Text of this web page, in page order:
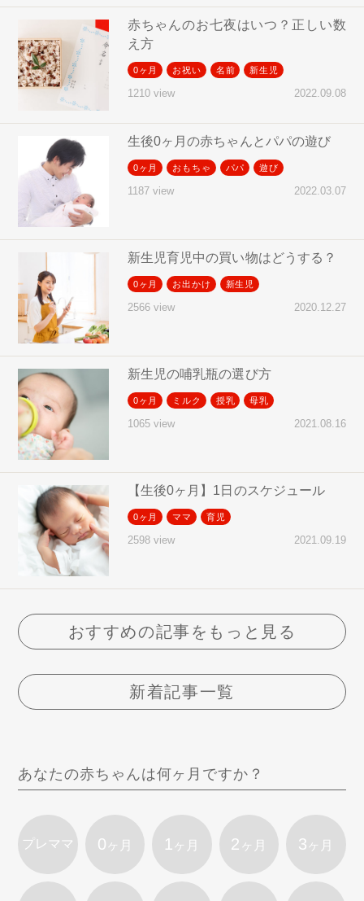
赤ちゃんのお七夜はいつ？正しい数
え方
0ヶ月 お祝い 名前 新生児
1210 view 2022.09.08
生後0ヶ月の赤ちゃんとパパの遊び
0ヶ月 おもちゃ パパ 遊び
1187 view 2022.03.07
新生児育児中の買い物はどうする？
0ヶ月 お出かけ 新生児
2566 view 2020.12.27
新生児の哺乳瓶の選び方
0ヶ月 ミルク 授乳 母乳
1065 view 2021.08.16
【生後0ヶ月】1日のスケジュール
0ヶ月 ママ 育児
2598 view 2021.09.19
おすすめの記事をもっと見る
新着記事一覧
あなたの赤ちゃんは何ヶ月ですか？
プレママ 0 ヶ月 1 ヶ月 2 ヶ月 3 ヶ月